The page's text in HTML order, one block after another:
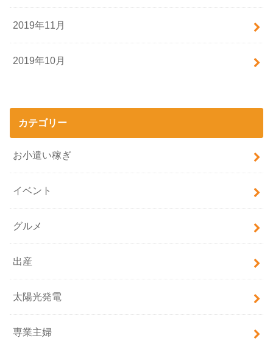
2019年11月
2019年10月
カテゴリー
お小遣い稼ぎ
イベント
グルメ
出産
太陽光発電
専業主婦